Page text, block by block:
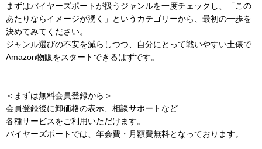
まずはバイヤーズポートが扱うジャンルを一度チェックし、「この
あたりならイメージが湧く」というカテゴリーから、最初の一歩を
決めてみてください。
ジャンル選びの不安を減らしつつ、自分にとって戦いやすい土俵で
Amazon物販をスタートできるはずです。
＜まずは無料会員登録から＞
会員登録後に卸価格の表示、相談サポートなど
各種サービスをご利用いただけます。
バイヤーズポートでは、年会費・月額費無料となっております。